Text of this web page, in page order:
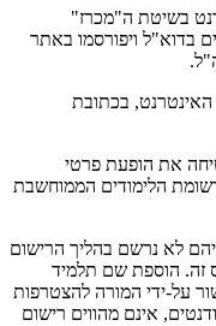
בדוא"ל ויפורסמו באתר
בכתובת
את הופעת פרטי
הלימודים הממוחשבת
לא נרשם בהליך הרישום
זה. הוספת שם תלמיד
על-ידי המורה להצטרפות
אינם מהווים רישום